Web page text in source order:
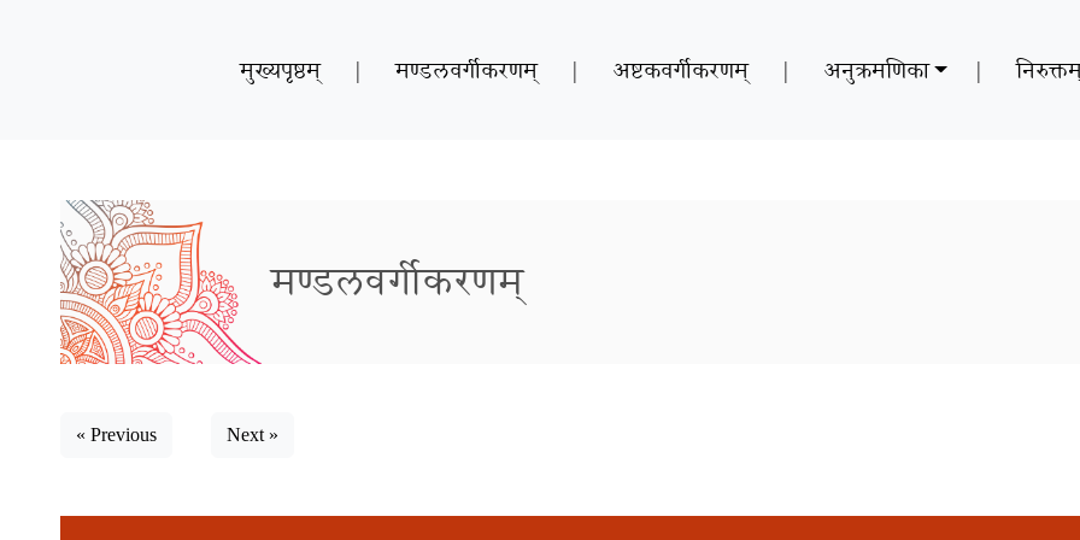
मुख्यपृष्ठम् | मण्डलवर्गीकरणम् | अष्टकवर्गीकरणम् | अनुक्रमणिका |
मण्डलवर्गीकरणम्
« Previous Next »